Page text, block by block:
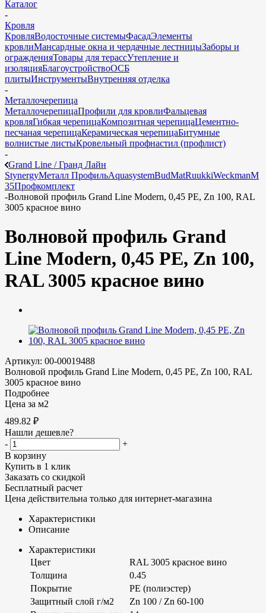
Каталог
-
Кровля
КровляВодосточные системыФасадЭлементы
кровлиМансардные окна и чердачные лестницыЗаборы и
огражденияТовары для терассУтепление и
изоляцияБлагоустройствоОСБ
плитыИнструментыВнутренняя отделка
-
Металлочерепица
МеталлочерепицаПрофили для кровлиФальцевая
кровляГибкая черепицаКомпозитная черепицаЦементно-
песчаная черепицаКерамическая черепицаБитумные
волнистые листыКровельный профнастил (профлист)
-
Grand Line / Гранд Лайн
StynergyМеталл ПрофильAquasystemBudMatRuukkiWeckmanМ
35Профкомплект
-Волновой профиль Grand Line Modern, 0,45 PE, Zn 100, RAL
3005 красное вино
Волновой профиль Grand
Line Modern, 0,45 PE, Zn 100,
RAL 3005 красное вино
Артикул: 00-00019488
Волновой профиль Grand Line Modern, 0,45 PE, Zn 100, RAL
3005 красное вино
Подробнее
Цена за м2
489.82 ₽
Нашли дешевле?
-
+
В корзину
Купить в 1 клик
Заказать со скидкой
Бесплатный расчет
Цена действительна только для интернет-магазина
Характеристики
Описание
Характеристики
Цвет
RAL 3005 красное вино
Толщина
0.45
Покрытие
PE (полиэстер)
Защитный слой г/м2
Zn 100 / Zn 60-100